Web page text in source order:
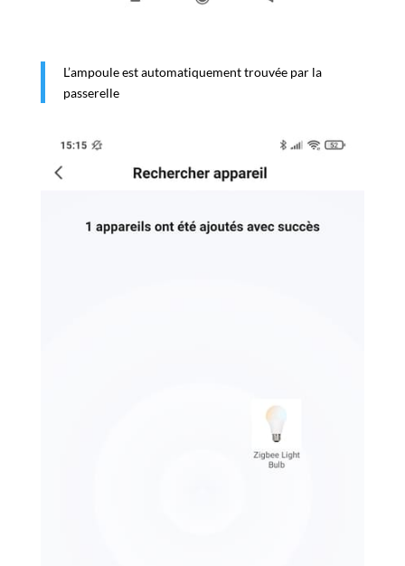
L’ampoule est automatiquement trouvée par la
passerelle